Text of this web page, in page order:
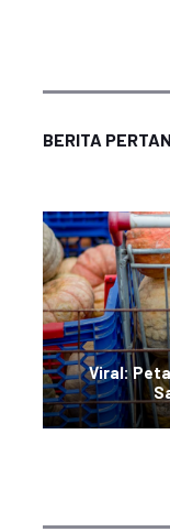
BERITA
Viral: